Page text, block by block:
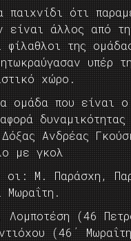
ότι
είναι άλλος από
της
υπέρ
χώρο.
ομάδα που είναι
Ανδρέας
με γκολ
οι: Μ. Παράσχη,
Μωραΐτη.
(46
(46΄